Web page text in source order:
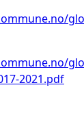
2021.pdf